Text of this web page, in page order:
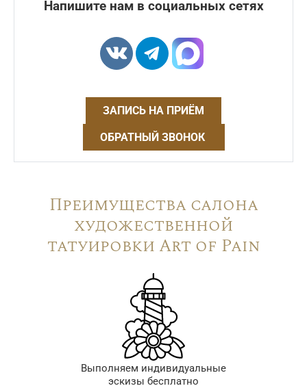
Напишите нам в социальных сетях
ЗАПИСЬ НА ПРИЁМ
ОБРАТНЫЙ ЗВОНОК
Преимущества салона
художественной
татуировки Art of Pain
Выполняем индивидуальные
эскизы бесплатно